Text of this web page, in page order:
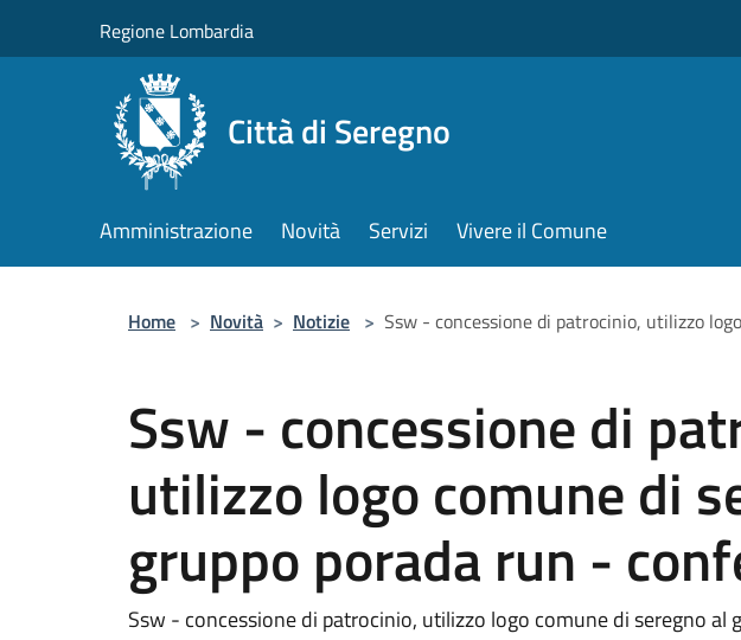
Regione Lombardia
Città di Seregno
Amministrazione Novità Servizi Vivere il Comune
Home > Novità > Notizie > Ssw - concessione di patrocinio, utilizzo
Ssw - concessione di
utilizzo logo comune di
gruppo porada run -
Ssw - concessione di patrocinio, utilizzo logo comune di seregno al